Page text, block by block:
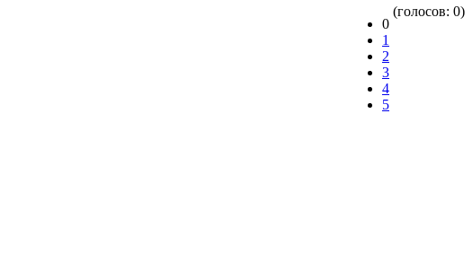
0
1
2
3
4
5
(голосов: 0)